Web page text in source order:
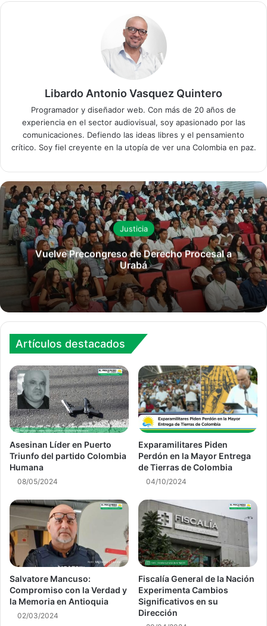
Libardo Antonio Vasquez Quintero
Programador y diseñador web. Con más de 20 años de
experiencia en el sector audiovisual, soy apasionado por las
comunicaciones. Defiendo las ideas libres y el pensamiento
crítico. Soy fiel creyente en la utopía de ver una Colombia en paz.
Justicia
Vuelve Precongreso de Derecho Procesal a
Urabá
Artículos destacados
Asesinan Líder en Puerto
Triunfo del partido Colombia
Humana
08/05/2024
Exparamilitares Piden
Perdón en la Mayor Entrega
de Tierras de Colombia
04/10/2024
Salvatore Mancuso:
Compromiso con la Verdad y
la Memoria en Antioquia
02/03/2024
Fiscalía General de la Nación
Experimenta Cambios
Significativos en su
Dirección